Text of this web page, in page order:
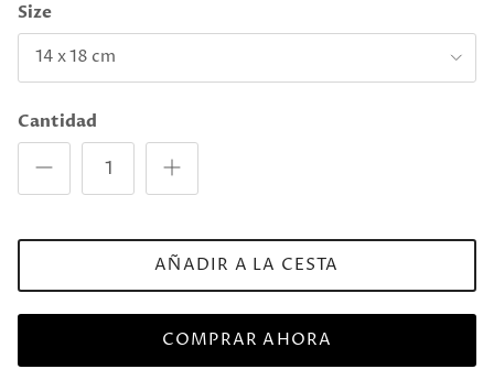
Size
14 x 18 cm
Cantidad
AÑADIR A LA CESTA
COMPRAR AHORA